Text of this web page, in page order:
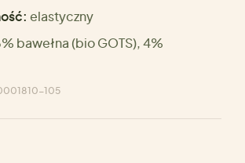
elastyczny
bawełna (bio GOTS), 4%
105